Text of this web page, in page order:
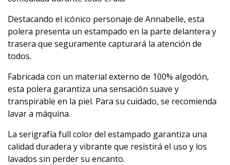
Destacando el icónico personaje de Annabelle, esta
polera presenta un estampado en la parte delantera y
trasera que seguramente capturará la atención de
todos.
Fabricada con un material externo de 100% algodón,
esta polera garantiza una sensación suave y
transpirable en la piel. Para su cuidado, se recomienda
lavar a máquina.
La serigrafía full color del estampado garantiza una
calidad duradera y vibrante que resistirá el uso y los
lavados sin perder su encanto.